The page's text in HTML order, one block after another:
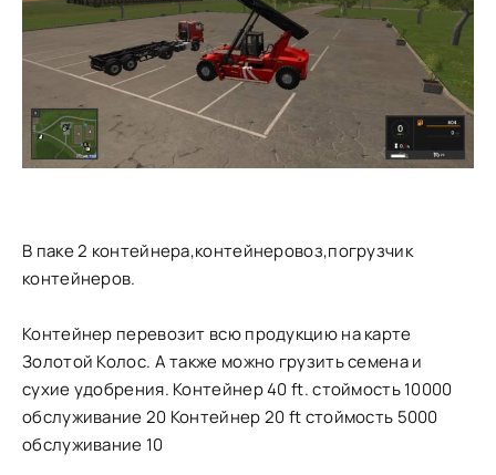
В паке 2 контейнера,контейнеровоз,погрузчик
контейнеров.
Контейнер перевозит всю продукцию на карте
Золотой Колос. А также можно грузить семена и
сухие удобрения. Контейнер 40 ft. стоймость 10000
обслуживание 20 Контейнер 20 ft стоймость 5000
обслуживание 10